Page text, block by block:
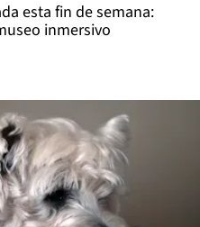
esta fin de semana:
inmersivo